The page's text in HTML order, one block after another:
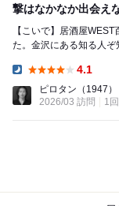
撃はなかなか出会え
【こいで】居酒屋WEST百名
た。金沢にある知る人
4.1
ピロタン （1947）
2026/03 訪問
1回